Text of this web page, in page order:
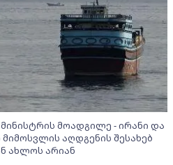
მოადგილე - ირანი და
აღდგენის შესახებ
ახლოს არიან